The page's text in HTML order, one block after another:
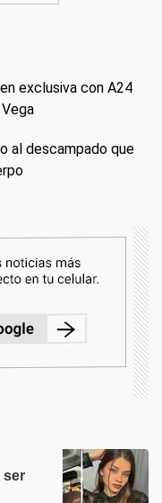
exclusiva con A24
al descampado que
ser